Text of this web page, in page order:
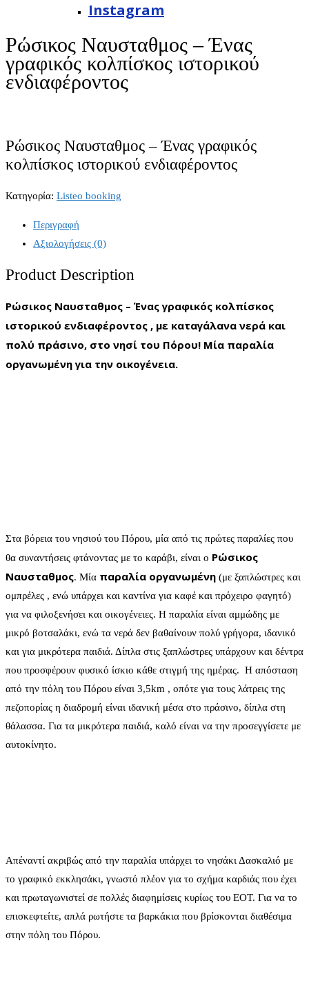
Instagram
Ρώσικος Ναυσταθμος – Ένας
γραφικός κολπίσκος ιστορικού
ενδιαφέροντος
Ρώσικος Ναυσταθμος – Ένας γραφικός
κολπίσκος ιστορικού ενδιαφέροντος
Κατηγορία: Listeo booking
Περιγραφή
Αξιολογήσεις (0)
Product Description
Ρώσικος Ναυσταθμος – Ένας γραφικός κολπίσκος
ιστορικού ενδιαφέροντος , με καταγάλανα νερά και
πολύ πράσινο, στο νησί του Πόρου! Μία παραλία
οργανωμένη για την οικογένεια.
Στα βόρεια του νησιού του Πόρου, μία από τις πρώτες παραλίες που
θα συναντήσεις φτάνοντας με το καράβι, είναι ο Ρώσικος
Ναυσταθμος. Μία παραλία οργανωμένη (με ξαπλώστρες και
ομπρέλες , ενώ υπάρχει και καντίνα για καφέ και πρόχειρο φαγητό)
για να φιλοξενήσει και οικογένειες. Η παραλία είναι αμμώδης με
μικρό βοτσαλάκι, ενώ τα νερά δεν βαθαίνουν πολύ γρήγορα, ιδανικό
και για μικρότερα παιδιά. Δίπλα στις ξαπλώστρες υπάρχουν και δέντρα
που προσφέρουν φυσικό ίσκιο κάθε στιγμή της ημέρας. Η απόσταση
από την πόλη του Πόρου είναι 3,5km , οπότε για τους λάτρεις της
πεζοπορίας η διαδρομή είναι ιδανική μέσα στο πράσινο, δίπλα στη
θάλασσα. Για τα μικρότερα παιδιά, καλό είναι να την προσεγγίσετε με
αυτοκίνητο.
Απέναντί ακριβώς από την παραλία υπάρχει το νησάκι Δασκαλιό με
το γραφικό εκκλησάκι, γνωστό πλέον για το σχήμα καρδιάς που έχει
και πρωταγωνιστεί σε πολλές διαφημίσεις κυρίως του ΕΟΤ. Για να το
επισκεφτείτε, απλά ρωτήστε τα βαρκάκια που βρίσκονται διαθέσιμα
στην πόλη του Πόρου.